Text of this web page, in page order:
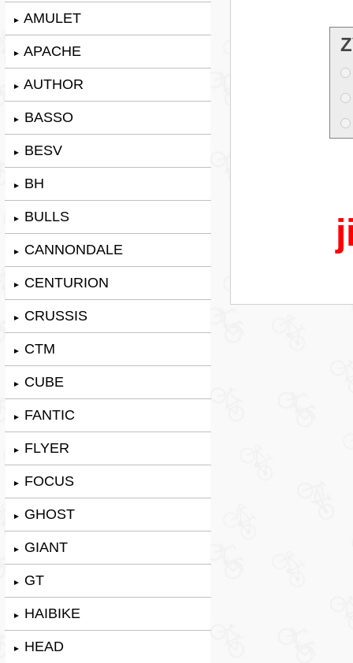
► AMULET
► APACHE
► AUTHOR
► BASSO
► BESV
► BH
► BULLS
► CANNONDALE
► CENTURION
► CRUSSIS
► CTM
► CUBE
► FANTIC
► FLYER
► FOCUS
► GHOST
► GIANT
► GT
► HAIBIKE
► HEAD